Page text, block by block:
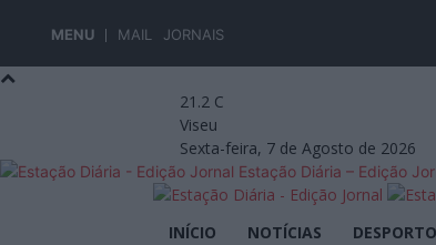
MENU MAIL JORNAIS
21.2 C
Viseu
Sexta-feira, 7 de Agosto de 2026
Estação Diária – Edição
INÍCIO NOTÍCIAS DESPORTO